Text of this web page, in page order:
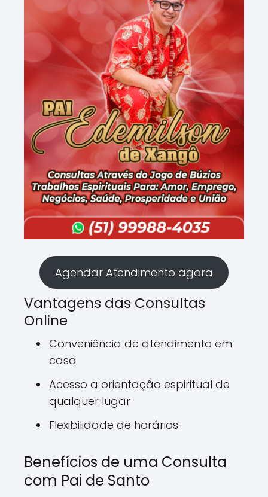
Agendar Atendimento agora
Vantagens das Consultas
Online
Conveniência de atendimento em
casa
Acesso a orientação espiritual de
qualquer lugar
Flexibilidade de horários
Benefícios de uma Consulta
com Pai de Santo